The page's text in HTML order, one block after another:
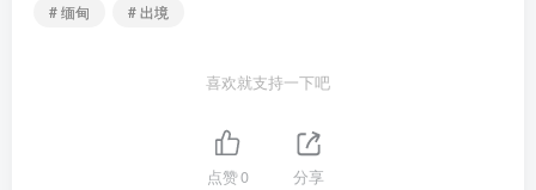
# 缅甸
# 出境
喜欢就支持一下吧
点赞0 分享